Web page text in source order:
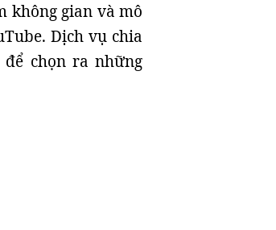
không gian và mô
Dịch vụ chia
chọn ra những